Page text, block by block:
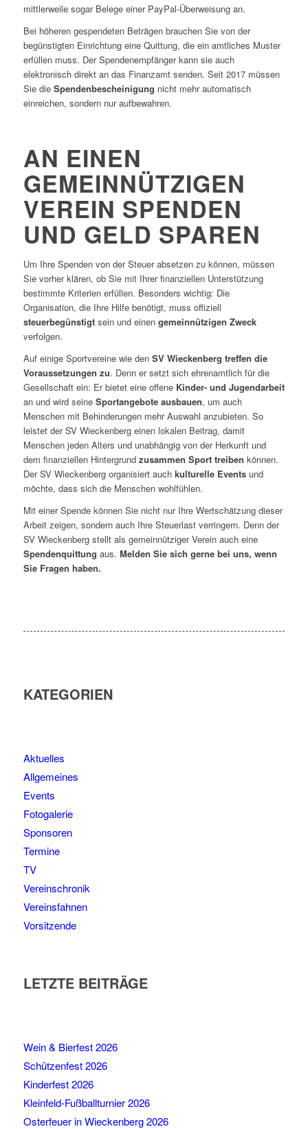
mittlerweile sogar Belege einer PayPal-Überweisung an.
Bei höheren gespendeten Beträgen brauchen Sie von der
begünstigten Einrichtung eine Quittung, die ein amtliches Muster
erfüllen muss. Der Spendenempfänger kann sie auch
elektronisch direkt an das Finanzamt senden. Seit 2017 müssen
Sie die Spendenbescheinigung nicht mehr automatisch
einreichen, sondern nur aufbewahren.
AN EINEN
GEMEINNÜTZIGEN
VEREIN SPENDEN
UND GELD SPAREN
Um Ihre Spenden von der Steuer absetzen zu können, müssen
Sie vorher klären, ob Sie mit Ihrer finanziellen Unterstützung
bestimmte Kriterien erfüllen. Besonders wichtig: Die
Organisation, die Ihre Hilfe benötigt, muss offiziell
steuerbegünstigt sein und einen gemeinnützigen Zweck
verfolgen.
Auf einige Sportvereine wie den SV Wieckenberg treffen die
Voraussetzungen zu. Denn er setzt sich ehrenamtlich für die
Gesellschaft ein: Er bietet eine offene Kinder- und Jugendarbeit
an und wird seine Sportangebote ausbauen, um auch
Menschen mit Behinderungen mehr Auswahl anzubieten. So
leistet der SV Wieckenberg einen lokalen Beitrag, damit
Menschen jeden Alters und unabhängig von der Herkunft und
dem finanziellen Hintergrund zusammen Sport treiben können.
Der SV Wieckenberg organisiert auchkulturelle Events und
möchte, dass sich die Menschen wohlfühlen.
Mit einer Spende können Sie nicht nur Ihre Wertschätzung dieser
Arbeit zeigen, sondern auch Ihre Steuerlast verringern. Denn der
SV Wieckenberg stellt als gemeinnütziger Verein auch eine
Spendenquittung aus. Melden Sie sich gerne bei uns, wenn
Sie Fragen haben.
KATEGORIEN
Aktuelles
Allgemeines
Events
Fotogalerie
Sponsoren
Termine
TV
Vereinschronik
Vereinsfahnen
Vorsitzende
LETZTE BEITRÄGE
Wein & Bierfest 2026
Schützenfest 2026
Kinderfest 2026
Kleinfeld-Fußballturnier 2026
Osterfeuer in Wieckenberg 2026